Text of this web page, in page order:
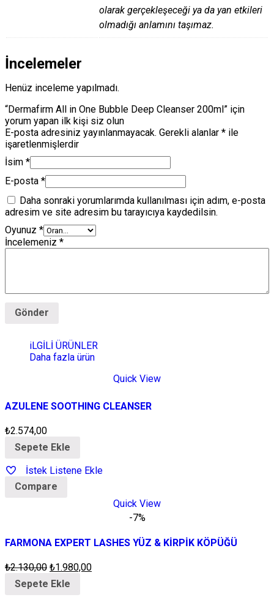
olarak gerçekleşeceği ya da yan etkileri
olmadığı anlamını taşımaz.
İncelemeler
Henüz inceleme yapılmadı.
“Dermafirm All in One Bubble Deep Cleanser 200ml” için
yorum yapan ilk kişi siz olun
E-posta adresiniz yayınlanmayacak. Gerekli alanlar * ile
işaretlenmişlerdir
İsim *
E-posta *
Daha sonraki yorumlarımda kullanılması için adım, e-posta
adresim ve site adresim bu tarayıcıya kaydedilsin.
Oyunuz *
İncelemeniz *
iLGİLİ ÜRÜNLER
Daha fazla ürün
Quick View
AZULENE SOOTHING CLEANSER
₺2.574,00
Sepete Ekle
İstek Listene Ekle
Compare
Quick View
-7%
FARMONA EXPERT LASHES YÜZ & KİRPİK KÖPÜĞÜ
₺2.130,00 ₺1.980,00
Sepete Ekle